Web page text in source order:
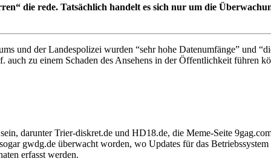
die rede. Tatsächlich handelt es sich nur um die
und der Landespolizei wurden “sehr hohe Datenumfänge” und
auch zu einem Schaden des Ansehens in der Öffentlichkeit führen
darunter Trier-diskret.de und HD18.de, die Meme-Seite
gwdg.de überwacht worden, wo Updates für das
erfasst werden.